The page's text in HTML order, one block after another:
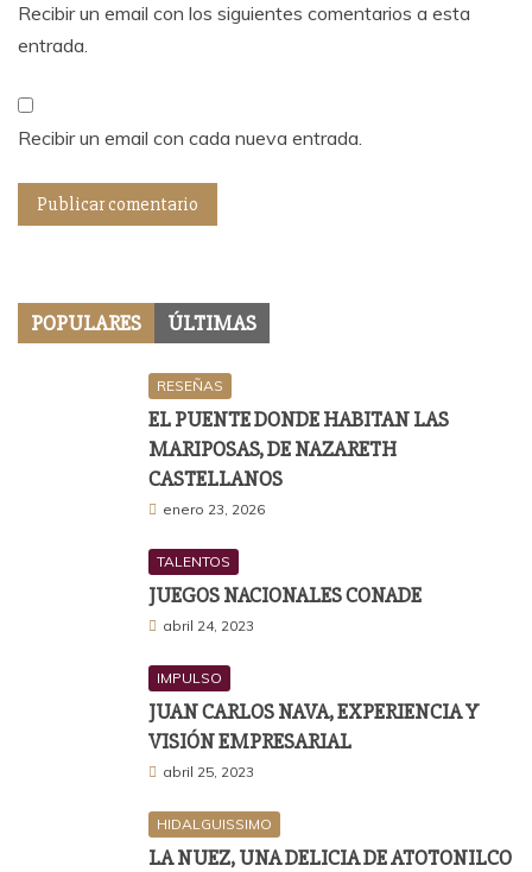
Recibir un email con los siguientes comentarios a esta
entrada.
Recibir un email con cada nueva entrada.
POPULARES ÚLTIMAS
RESEÑAS
EL PUENTE DONDE HABITAN LAS
MARIPOSAS, DE NAZARETH
CASTELLANOS
enero 23, 2026
TALENTOS
JUEGOS NACIONALES CONADE
abril 24, 2023
IMPULSO
JUAN CARLOS NAVA, EXPERIENCIA Y
VISIÓN EMPRESARIAL
abril 25, 2023
HIDALGUISSIMO
LA NUEZ, UNA DELICIA DE ATOTONILCO